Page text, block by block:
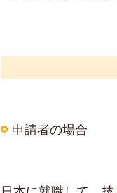
申請者の場合